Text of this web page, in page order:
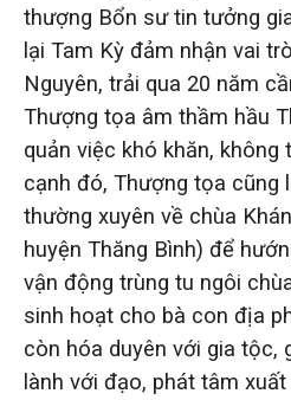
thượng Bổn sư tin tưởng
lại Tam Kỳ đảm nhận vai
Nguyên, trải qua 20 năm
Thượng tọa âm thầm hầu
quản việc khó khăn, không
cạnh đó, Thượng tọa cũng
thường xuyên về chùa
huyện Thăng Bình) để
vận động trùng tu ngôi
sinh hoạt cho bà con địa
còn hóa duyên với gia tộc,
lành với đạo, phát tâm